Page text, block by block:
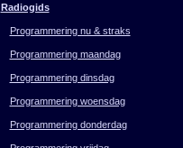
Radiogids
Programmering nu & straks
Programmering maandag
Programmering dinsdag
Programmering woensdag
Programmering donderdag